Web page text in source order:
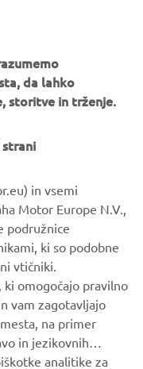
XTZ700
Tenere
XMAX 300
NEOS,
NEOS, X-
MAX 300
734
NEOS,
NIKEN
492
da lahko
storitve in trženje.
in vsemi
Motor Europe N.V.,
podružnice
ki so podobne
vtičniki.
omogočajo pravilno
vam zagotavljajo
na primer
in jezikovnih
analitike za